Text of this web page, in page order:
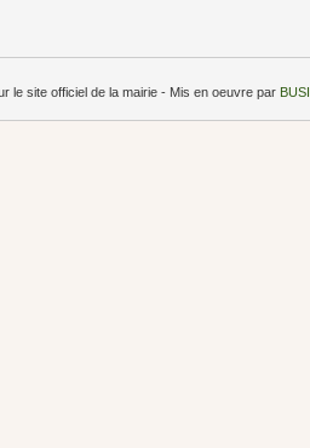
le site officiel de la mairie - Mis en oeuvre par